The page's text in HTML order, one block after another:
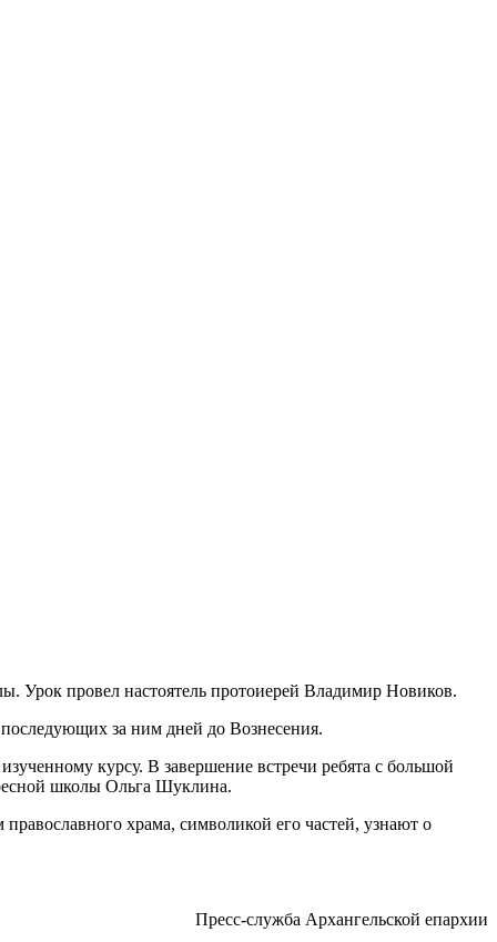
Урок провел настоятель протоиерей Владимир Новиков.
за ним дней до Вознесения.
курсу. В завершение встречи ребята с большой
школы Ольга Шуклина.
храма, символикой его частей, узнают о
Пресс-служба Архангельской епархии